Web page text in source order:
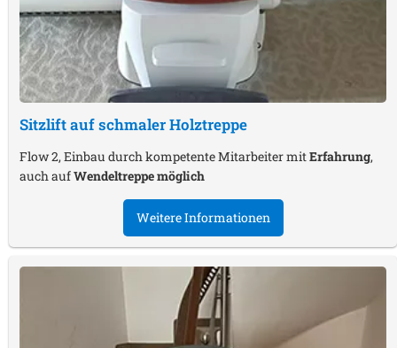
Sitzlift auf schmaler Holztreppe
Flow 2, Einbau durch kompetente Mitarbeiter mitErfahrung,
auch aufWendeltreppe möglich
Weitere Informationen